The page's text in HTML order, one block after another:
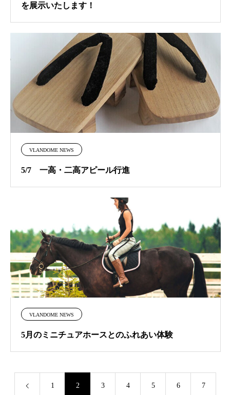
を展示いたします！
VLANDOME NEWS
5/7 一高・二高アピール行進
VLANDOME NEWS
5月のミニチュアホースとのふれあい体験
1 2 3 4 5 6 7